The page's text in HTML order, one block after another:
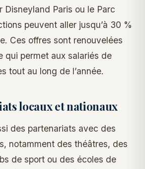
Disneyland Paris ou le Parc
peuvent aller jusqu’à 30 %
Ces offres sont renouvelées
qui permet aux salariés de
tout au long de l’année.
locaux et nationaux
des partenariats avec des
notamment des théâtres, des
de sport ou des écoles de